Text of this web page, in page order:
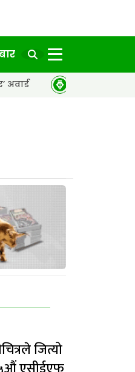
एसईको नतिजा सार्वजनिक, ६५.९८
जित्यो